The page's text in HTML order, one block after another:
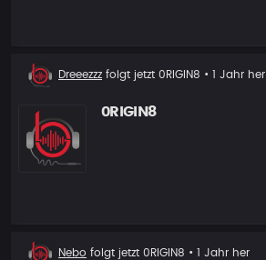
Neuer
Dreeezzz folgt jetzt 0RIGIN8 • 1 Jahr her
0RIGIN8
Neuer
Nebo folgt jetzt 0RIGIN8 • 1 Jahr her